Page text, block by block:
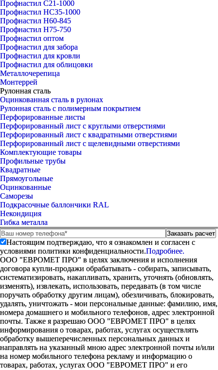
Профнастил С21-1000
Профнастил НС35-1000
Профнастил Н60-845
Профнастил Н75-750
Профнастил оптом
Профнастил для забора
Профнастил для кровли
Профнастил для облицовки
Металлочерепица
Монтеррей
Рулонная сталь
Оцинкованная сталь в рулонах
Рулонная сталь с полимерным покрытием
Перфорированные листы
Перфорированный лист с круглыми отверстиями
Перфорированный лист с квадратными отверстиями
Перфорированный лист с щелевидными отверстиями
Комплектующие товары
Профильные трубы
Квадратные
Прямоугольные
Оцинкованные
Саморезы
Подкрасочные баллончики RAL
Некондиция
Гибка металла
Настоящим подтверждаю, что я ознакомлен и согласен с
условиями политики конфиденциальности.Подробнее.
ООО "ЕВРОМЕТ ПРО" в целях заключения и исполнения
договора купли-продажи обрабатывать - собирать, записывать,
систематизировать, накапливать, хранить, уточнять (обновлять,
изменять), извлекать, использовать, передавать (в том числе
поручать обработку другим лицам), обезличивать, блокировать,
удалять, уничтожать - мои персональные данные: фамилию, имя,
номера домашнего и мобильного телефонов, адрес электронной
почты. Также я разрешаю ООО "ЕВРОМЕТ ПРО" в целях
информирования о товарах, работах, услугах осуществлять
обработку вышеперечисленных персональных данных и
направлять на указанный мною адрес электронной почты и/или
на номер мобильного телефона рекламу и информацию о
товарах, работах, услугах ООО "ЕВРОМЕТ ПРО" и его